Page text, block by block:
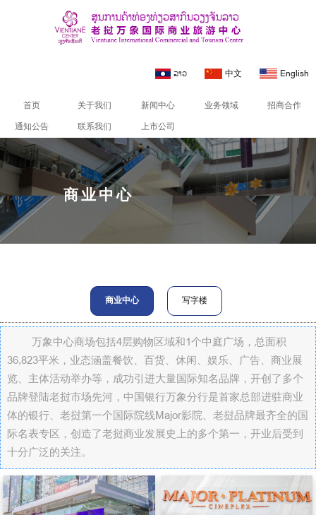
ລາວ 中文 English
首页 关于我们 新闻中心 业务领域
招商合作
通知公告
联系我们 上市公司
商业中心
商业中心 写字楼
万象中心商场包括4层购物区域和1个中庭广场，总面积
36,823平米，业态涵盖餐饮、百货、休闲、娱乐、广告、商业展
览、主体活动举办等，成功引进大量国际知名品牌，开创了多个
品牌登陆老挝市场先河，中国银行万象分行是首家总部进驻商业
体的银行、老挝第一个国际院线Major影院、老挝品牌最齐全的国
际名表专区，创造了老挝商业发展史上的多个第一，开业后受到
十分广泛的关注。